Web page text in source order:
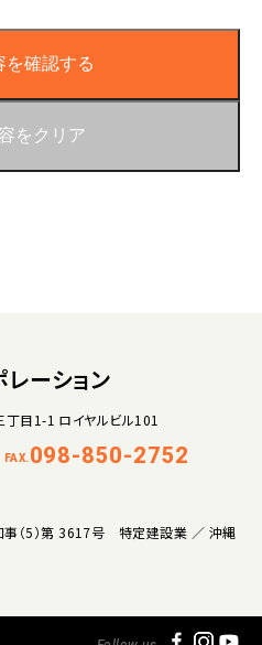
ーション
目1-1 ロイヤルビル101
FAX. 098-850-2752
（5）第 3617号 特定建設業 ／ 沖縄